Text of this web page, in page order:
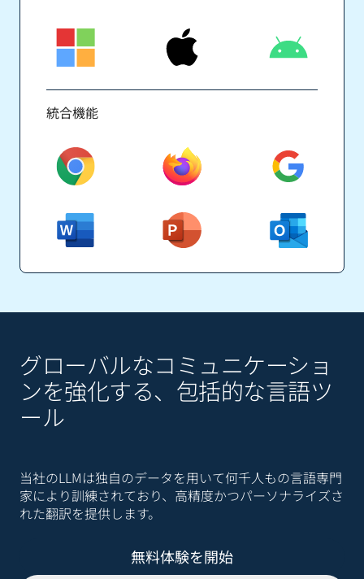
グローバルなコミュニケーショ
ンを強化する、包括的な言語ツ
ール
当社のLLMは独自のデータを用いて何千人もの言語専門
家により訓練されており、高精度かつパーソナライズさ
れた翻訳を提供します。
無料体験を開始
統合機能